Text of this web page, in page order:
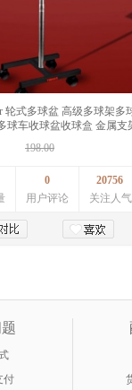
轮式多球盆 高级多球架多
球车收球盆收球盒 金属支
198.00
0
用户评论
20756
关注人气
付